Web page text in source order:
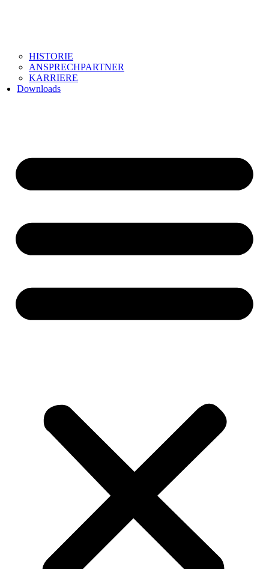
HISTORIE
ANSPRECHPARTNER
KARRIERE
Downloads